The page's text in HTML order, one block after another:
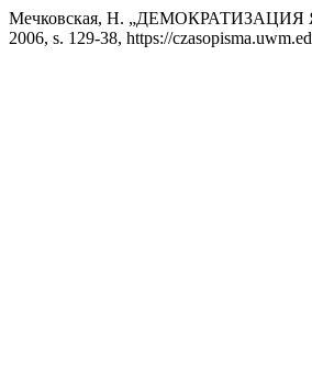
Мечковская, Н.
2006, s. 129-38, https://